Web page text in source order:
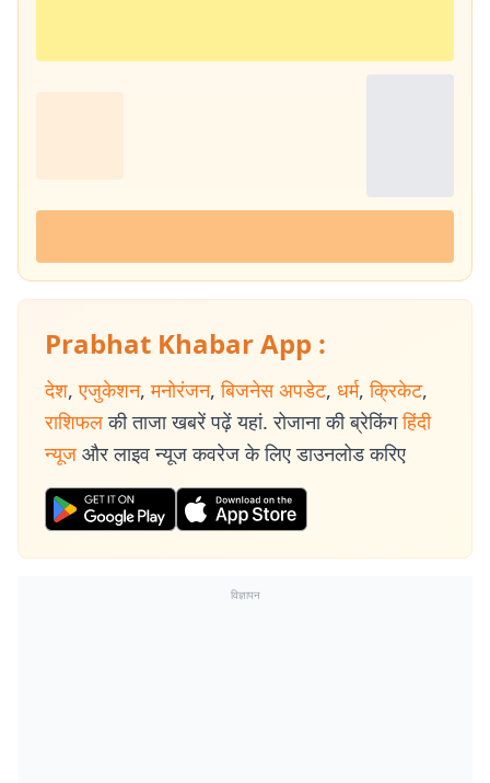
Prabhat Khabar App :
देश, एजुकेशन, मनोरंजन, बिजनेस अपडेट, धर्म, क्रिकेट,
राशिफल की ताजा खबरें पढ़ें यहां. रोजाना की ब्रेकिंग हिंदी
न्यूज और लाइव न्यूज कवरेज के लिए डाउनलोड करिए
विज्ञापन